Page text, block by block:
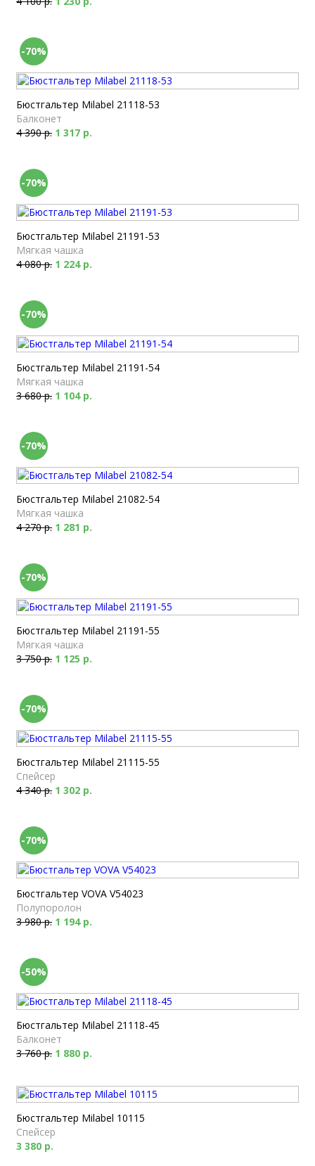
-70%
Бюстгальтер Milabel 21118-53
Балконет
4 390 р. 1 317 р.
-70%
Бюстгальтер Milabel 21191-53
Мягкая чашка
4 080 р. 1 224 р.
-70%
Бюстгальтер Milabel 21191-54
Мягкая чашка
3 680 р. 1 104 р.
-70%
Бюстгальтер Milabel 21082-54
Мягкая чашка
4 270 р. 1 281 р.
-70%
Бюстгальтер Milabel 21191-55
Мягкая чашка
3 750 р. 1 125 р.
-70%
Бюстгальтер Milabel 21115-55
Спейсер
4 340 р. 1 302 р.
-70%
Бюстгальтер VOVA V54023
Полупоролон
3 980 р. 1 194 р.
-50%
Бюстгальтер Milabel 21118-45
Балконет
3 760 р. 1 880 р.
Бюстгальтер Milabel 10115
Спейсер
3 380 р.